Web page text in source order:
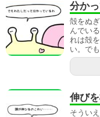
分か
殻をぬ
んでい
れは殻
い。で
伸び
そうい